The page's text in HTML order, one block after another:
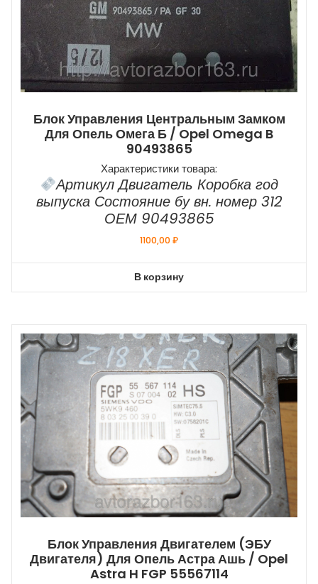
Блок Управления Центральным Замком
Для Опель Омега Б / Opel Omega B
90493865
Характеристики товара:
Артикул Двигатель Коробка год
выпуска Состояние бу вн. номер 312
ОЕМ 90493865
1100,00₽
В корзину
Блок Управления Двигателем (ЭБУ
Двигателя) Для Опель Астра Ашь / Opel
Astra H FGP 55567114